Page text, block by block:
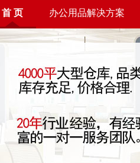
首 页 办公用品解决方案